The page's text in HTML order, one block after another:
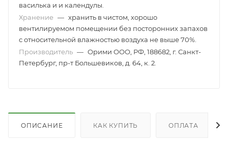
василька и и календулы.
Хранение — хранить в чистом, хорошо
вентилируемом помещении без посторонних запахов
с относительной влажностью воздуха не выше 70%.
Производитель — Орими ООО, РФ, 188682, г. Санкт-
Петербург, пр-т Большевиков, д. 64, к. 2.
ОПИСАНИЕ КАК КУПИТЬ ОПЛАТА